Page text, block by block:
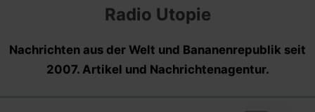
Radio Utopie
Nachrichten aus der Welt und Bananenrepublik seit
2007. Artikel und Nachrichtenagentur.